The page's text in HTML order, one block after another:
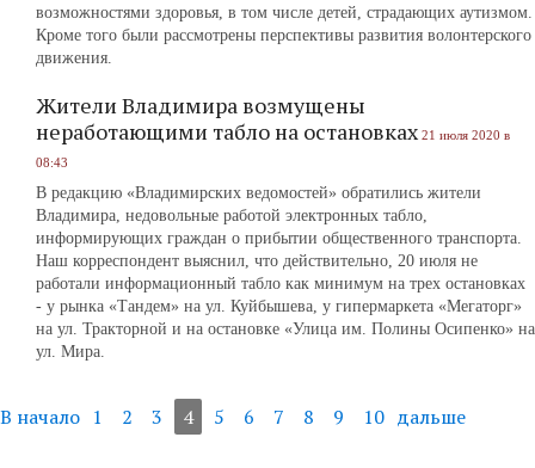
возможностями здоровья, в том числе детей, страдающих аутизмом.
Кроме того были рассмотрены перспективы развития волонтерского
движения.
Жители Владимира возмущены
неработающими табло на остановках 21 июля 2020 в
08:43
В редакцию «Владимирских ведомостей» обратились жители
Владимира, недовольные работой электронных табло,
информирующих граждан о прибытии общественного транспорта.
Наш корреспондент выяснил, что действительно, 20 июля не
работали информационный табло как минимум на трех остановках
- у рынка «Тандем» на ул. Куйбышева, у гипермаркета «Мегаторг»
на ул. Тракторной и на остановке «Улица им. Полины Осипенко» на
ул. Мира.
В начало 1 2 3 4 5 6 7 8 9 10 дальше